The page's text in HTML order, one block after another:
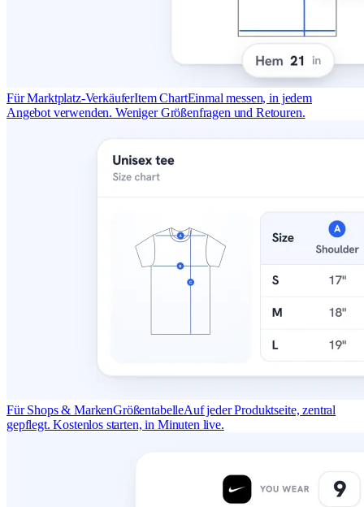
Für Marktplatz-VerkäuferItem ChartEinmal messen, in jedem
Angebot verwenden. Weniger Größenfragen und Retouren.
Für Shops & MarkenGrößentabelleAuf jeder Produktseite, zentral
gepflegt. Kostenlos starten, in Minuten live.